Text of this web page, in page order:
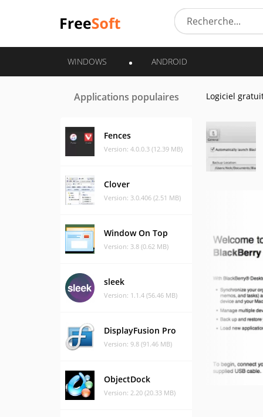
WINDOWS ANDROID
Applications populaires
Fences
Version: 4.0.0.3 (12.39 MB)
Clover
Version: 3.0.406 (2.51 MB)
Window On Top
Version: 3.8 (0.62 MB)
sleek
Version: 1.1.4 (56.46 MB)
DisplayFusion Pro
Version: 9.8 (91.46 MB)
ObjectDock
Version: 2.20 (20.33 MB)
Logiciel